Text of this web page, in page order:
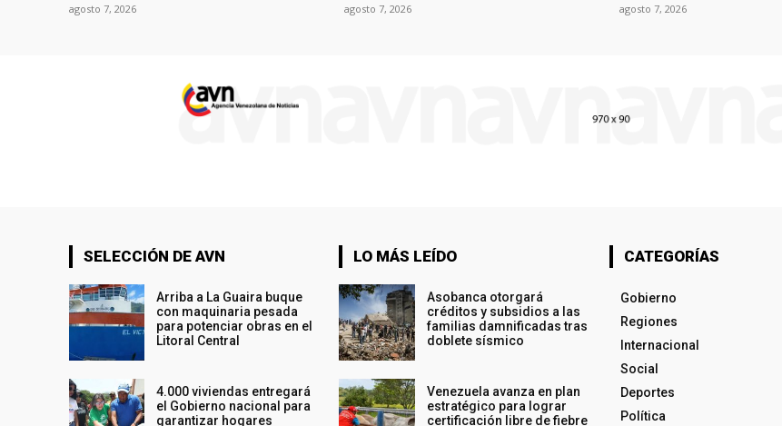
agosto 7, 2026 agosto 7, 2026 agosto 7, 2026
SELECCIÓN DE AVN
Arriba a La Guaira buque
con maquinaria pesada
para potenciar obras en el
Litoral Central
4.000 viviendas entregará
el Gobierno nacional para
garantizar hogares
LO MÁS LEÍDO
Asobanca otorgará
créditos y subsidios a las
familias damnificadas tras
doblete sísmico
Venezuela avanza en plan
estratégico para lograr
certificación libre de fiebre
CATEGORÍAS
Gobierno
Regiones
Internacional
Social
Deportes
Política